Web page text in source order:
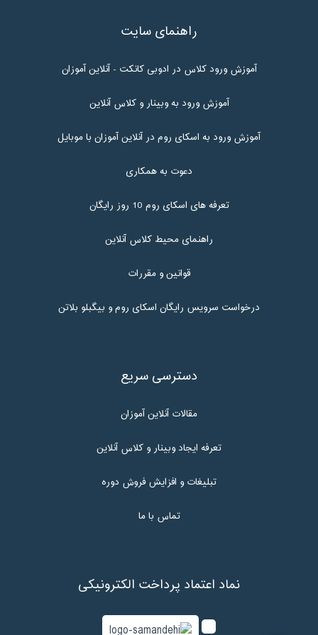
راهنمای سایت
آموزش ورود کلاس در ادوبی کانکت - آنلاین آموزان
آموزش ورود به وبینار و کلاس آنلاین
آموزش ورود به اسکای روم در آنلاین آموزان با موبایل
دعوت به همکاری
تعرفه های اسکای روم 10 روز رایگان
راهنمای محیط کلاس آنلاین
قوانین و مقررات
درخواست سرویس رایگان اسکای روم و بیگبلو بلاتن
دسترسی سریع
مقالات آنلاین آموزان
تعرفه ایجاد وبینار و کلاس آنلاین
تبلیغات و افزایش فروش دوره
تماس با ما
نماد اعتماد پرداخت الکترونیکی